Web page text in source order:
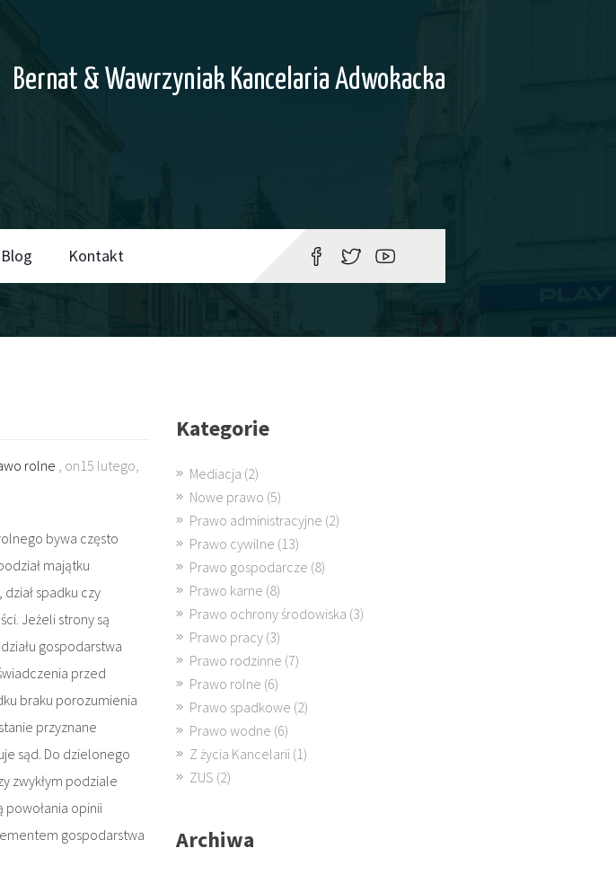
Bernat & Wawrzyniak Kancelaria Adwokacka
Blog Kontakt
rolne , on15 lutego,
bywa często
majątku
spadku czy
Jeżeli strony są
gospodarstwa
przed
braku porozumienia
przyznane
sąd. Do dzielonego
zwykłym podziale
powołania opinii
gospodarstwa
Kategorie
Mediacja (2)
Nowe prawo (5)
Prawo administracyjne (2)
Prawo cywilne (13)
Prawo gospodarcze (8)
Prawo karne (8)
Prawo ochrony środowiska (3)
Prawo pracy (3)
Prawo rodzinne (7)
Prawo rolne (6)
Prawo spadkowe (2)
Prawo wodne (6)
Z życia Kancelarii (1)
ZUS (2)
Archiwa